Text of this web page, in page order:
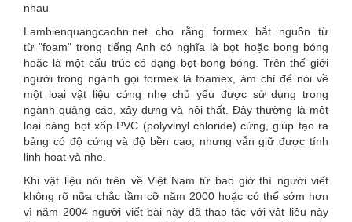
nhau
Lambienquangcaohn.net cho rằng formex bắt nguồn từ
từ "foam" trong tiếng Anh có nghĩa là bọt hoặc bong bóng
hoặc là một cấu trúc có dạng bọt bong bóng. Trên thế giới
người trong ngành gọi formex là foamex, ám chỉ để nói về
một loại vật liệu cứng nhẹ chủ yếu được sử dụng trong
ngành quảng cáo, xây dựng và nội thất. Đây thường là một
loại bảng bọt xốp PVC (polyvinyl chloride) cứng, giúp tạo ra
bảng có độ cứng và độ bền cao, nhưng vẫn giữ được tính
linh hoạt và nhẹ.
Khi vật liệu nói trên về Việt Nam từ bao giờ thì người viết
không rõ nữa chắc tầm cỡ năm 2000 hoặc có thể sớm hơn
vì năm 2004 người viết bài này đã thao tác với vật liệu này